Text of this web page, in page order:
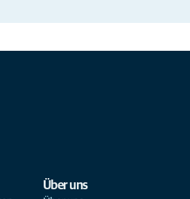
Über uns